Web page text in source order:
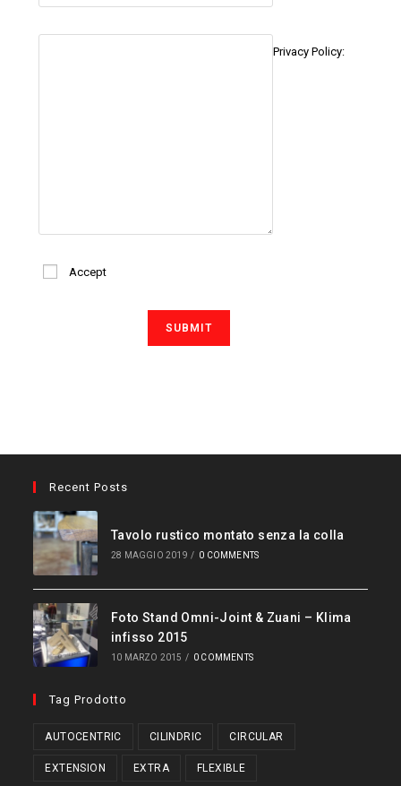
Privacy Policy:
Accept
Recent Posts
Tavolo rustico montato senza la colla
28 MAGGIO 2019 / 0 COMMENTS
Foto Stand Omni-Joint & Zuani – Klima
infisso 2015
10 MARZO 2015 / 0 COMMENTS
Tag Prodotto
AUTOCENTRIC CILINDRIC CIRCULAR
EXTENSION EXTRA FLEXIBLE